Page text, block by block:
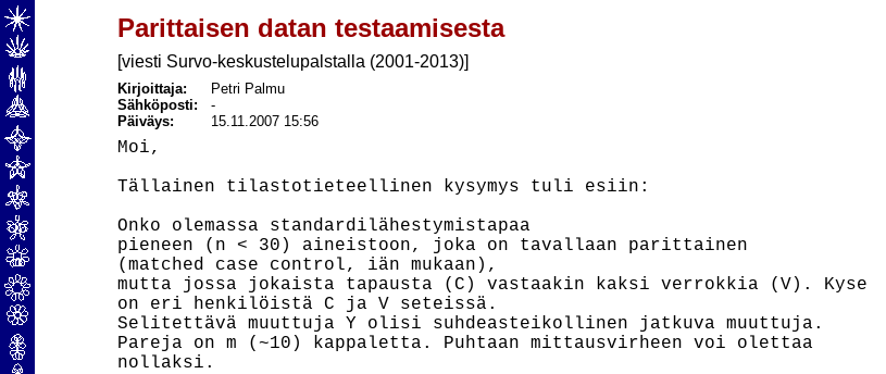
Parittaisen datan testaamisesta
[viesti Survo-keskustelupalstalla (2001-2013)]
Kirjoittaja:
Petri Palmu
Sähköposti: -
Päiväys:
15.11.2007 15:56
Moi,
Tällainen tilastotieteellinen kysymys tuli esiin:
Onko olemassa standardilähestymistapaa
pieneen (n < 30) aineistoon, joka on tavallaan parittainen
(matched case control, iän mukaan),
mutta jossa jokaista tapausta (C) vastaakin kaksi verrokkia (V). Kyse
on eri henkilöistä C ja V seteissä.
Selitettävä muuttuja Y olisi suhdeasteikollinen jatkuva muuttuja.
Pareja on m (~10) kappaletta. Puhtaan mittausvirheen voi olettaa
nollaksi.